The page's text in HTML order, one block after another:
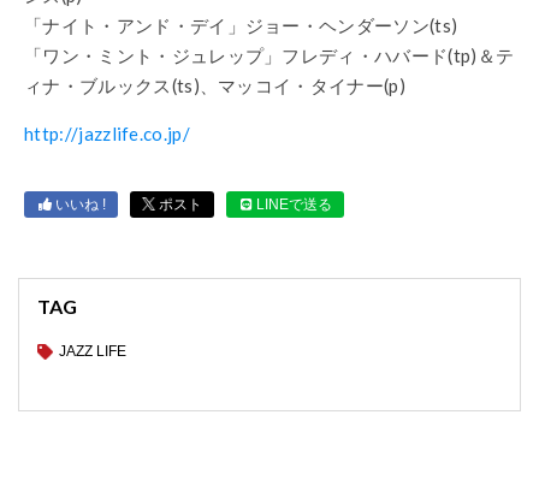
「ナイト・アンド・デイ」ジョー・ヘンダーソン(ts)
「ワン・ミント・ジュレップ」フレディ・ハバード(tp)＆テ
ィナ・ブルックス(ts)、マッコイ・タイナー(p)
http://jazzlife.co.jp/
いいね ! ポスト LINEで送る
TAG
JAZZ LIFE